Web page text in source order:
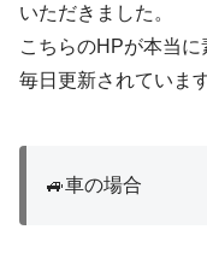
いただきました。
こちらのHPが本当
毎日更新されています
🚙車の場合